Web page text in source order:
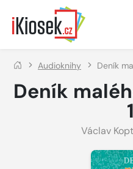
Přejít na hlavní obsah
Audioknihy Deník
Deník
Václav